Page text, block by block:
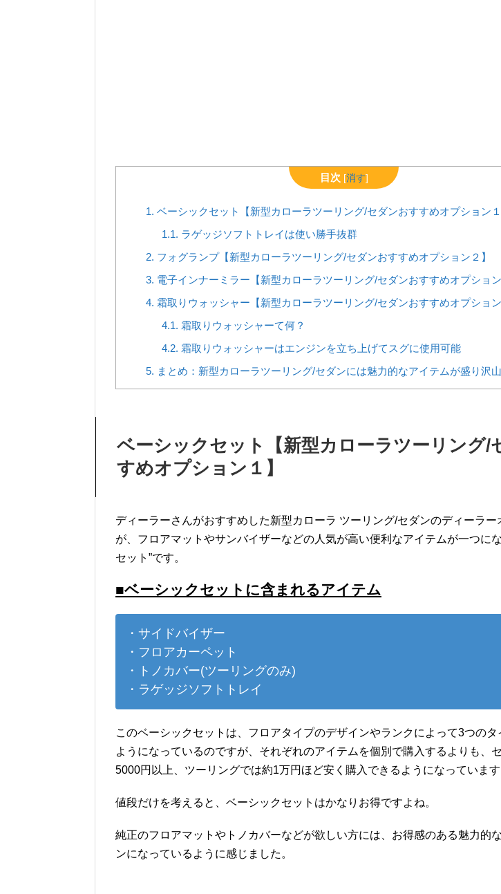
目次 [消す]
1. ベーシックセット【新型カローラツーリング/セダンおすすめオプション１
1.1. ラゲッジソフトトレイは使い勝手抜群
2. フォグランプ【新型カローラツーリング/セダンおすすめオプション２】
3. 電子インナーミラー【新型カローラツーリング/セダンおすすめオプション
4. 霜取りウォッシャー【新型カローラツーリング/セダンおすすめオプション
4.1. 霜取りウォッシャーて何？
4.2. 霜取りウォッシャーはエンジンを立ち上げてスグに使用可能
5. まとめ：新型カローラツーリング/セダンには魅力的なアイテムが盛り沢山
ベーシックセット【新型カローラツーリング/
すめオプション１】
ディーラーさんがおすすめした新型カローラ ツーリング/セダンのディーラー
が、フロアマットやサンバイザーなどの人気が高い便利なアイテムが一つに
セット”です。
■ベーシックセットに含まれるアイテム
・サイドバイザー
・フロアカーペット
・トノカバー(ツーリングのみ)
・ラゲッジソフトトレイ
このベーシックセットは、フロアタイプのデザインやランクによって3つのタ
ようになっているのですが、それぞれのアイテムを個別で購入するよりも、
5000円以上、ツーリングでは約1万円ほど安く購入できるようになっています
値段だけを考えると、ベーシックセットはかなりお得ですよね。
純正のフロアマットやトノカバーなどが欲しい方には、お得感のある魅力的
ンになっているように感じました。